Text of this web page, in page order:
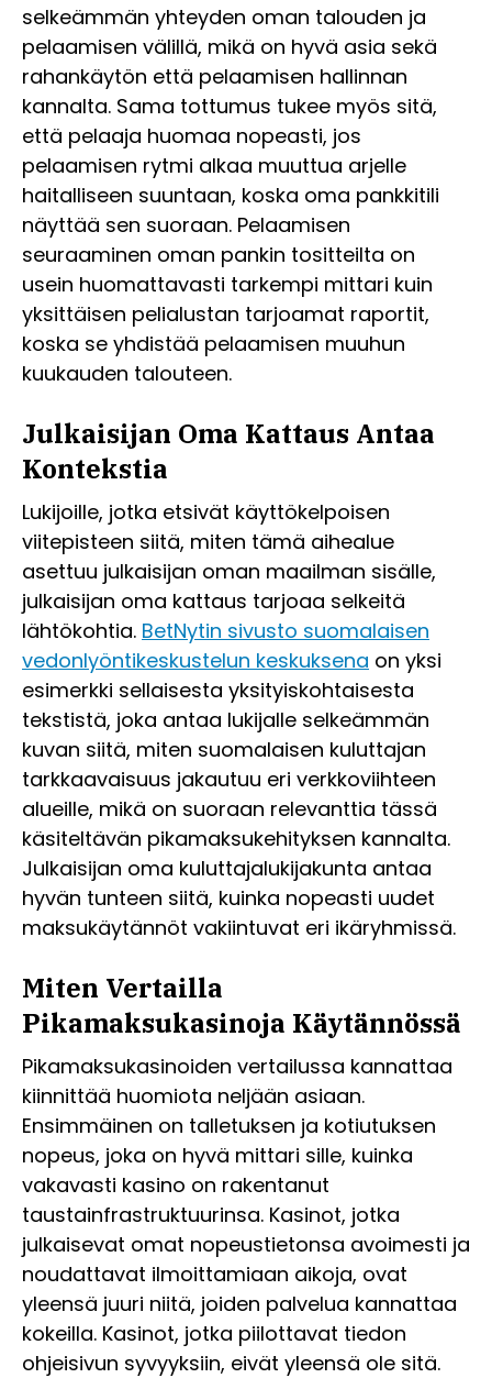
selkeämmän yhteyden oman talouden ja
pelaamisen välillä, mikä on hyvä asia sekä
rahankäytön että pelaamisen hallinnan
kannalta. Sama tottumus tukee myös sitä,
että pelaaja huomaa nopeasti, jos
pelaamisen rytmi alkaa muuttua arjelle
haitalliseen suuntaan, koska oma pankkitili
näyttää sen suoraan. Pelaamisen
seuraaminen oman pankin tositteilta on
usein huomattavasti tarkempi mittari kuin
yksittäisen pelialustan tarjoamat raportit,
koska se yhdistää pelaamisen muuhun
kuukauden talouteen.
Julkaisijan Oma Kattaus Antaa
Kontekstia
Lukijoille, jotka etsivät käyttökelpoisen
viitepisteen siitä, miten tämä aihealue
asettuu julkaisijan oman maailman sisälle,
julkaisijan oma kattaus tarjoaa selkeitä
lähtökohtia. BetNytin sivusto suomalaisen
vedonlyöntikeskustelun keskuksena on yksi
esimerkki sellaisesta yksityiskohtaisesta
tekstistä, joka antaa lukijalle selkeämmän
kuvan siitä, miten suomalaisen kuluttajan
tarkkaavaisuus jakautuu eri verkkoviihteen
alueille, mikä on suoraan relevanttia tässä
käsiteltävän pikamaksukehityksen kannalta.
Julkaisijan oma kuluttajalukijakunta antaa
hyvän tunteen siitä, kuinka nopeasti uudet
maksukäytännöt vakiintuvat eri ikäryhmissä.
Miten Vertailla
Pikamaksukasinoja Käytännössä
Pikamaksukasinoiden vertailussa kannattaa
kiinnittää huomiota neljään asiaan.
Ensimmäinen on talletuksen ja kotiutuksen
nopeus, joka on hyvä mittari sille, kuinka
vakavasti kasino on rakentanut
taustainfrastruktuurinsa. Kasinot, jotka
julkaisevat omat nopeustietonsa avoimesti ja
noudattavat ilmoittamiaan aikoja, ovat
yleensä juuri niitä, joiden palvelua kannattaa
kokeilla. Kasinot, jotka piilottavat tiedon
ohjeisivun syvyyksiin, eivät yleensä ole sitä.